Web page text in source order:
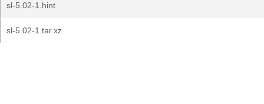
sl-5.02-1.hint
sl-5.02-1.tar.xz